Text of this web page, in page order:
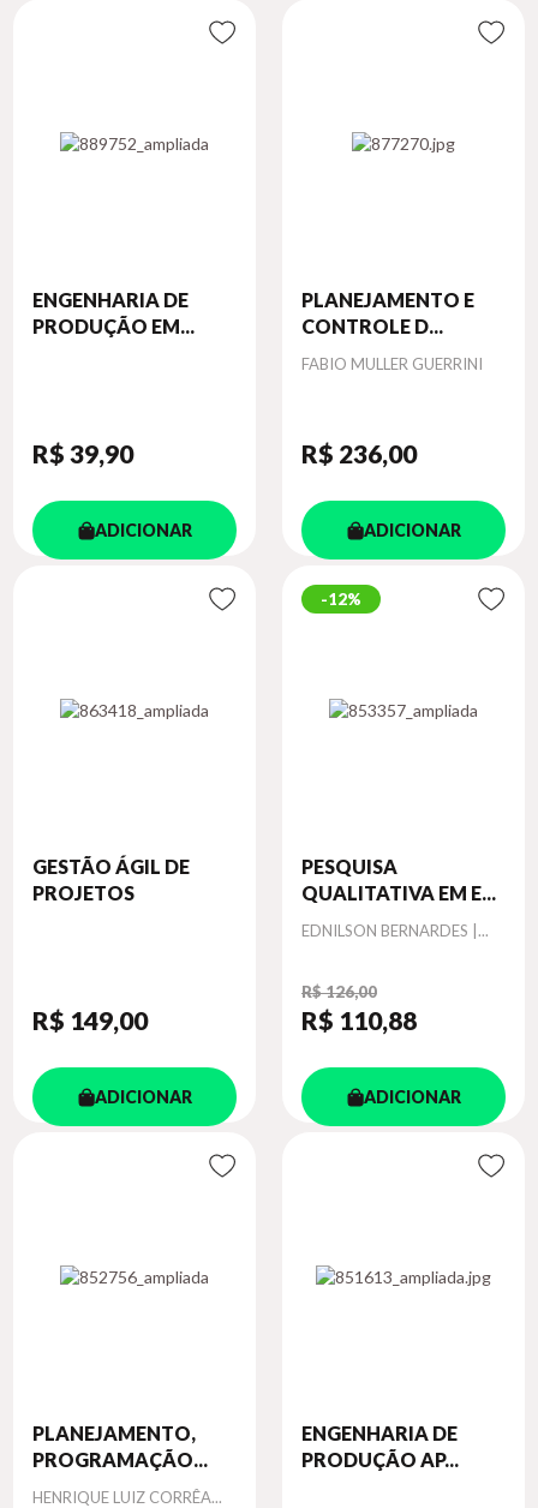
ENGENHARIA DE
PRODUÇÃO EM...
R$ 39,90
ADICIONAR
PLANEJAMENTO E
CONTROLE D...
Autor
FABIO MULLER GUERRINI
R$ 236,00
ADICIONAR
GESTÃO ÁGIL DE
PROJETOS
R$ 149,00
ADICIONAR
12%
PESQUISA
QUALITATIVA EM E...
Autor
EDNILSON BERNARDES |...
R$ 126,00
R$ 110,88
ADICIONAR
PLANEJAMENTO,
PROGRAMAÇÃO...
Autor
HENRIQUE LUIZ CORRÊA...
ENGENHARIA DE
PRODUÇÃO AP...